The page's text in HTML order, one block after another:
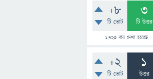
+8
টি ভোট
3
টি উত্তর
1,723 বার দেখা হয়েছে
+2
টি ভোট
1
উত্তর